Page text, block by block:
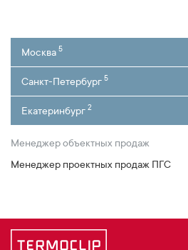
Москва 5
Санкт-Петербург 5
Екатеринбург 2
Менеджер объектных продаж
Менеджер проектных продаж ПГС